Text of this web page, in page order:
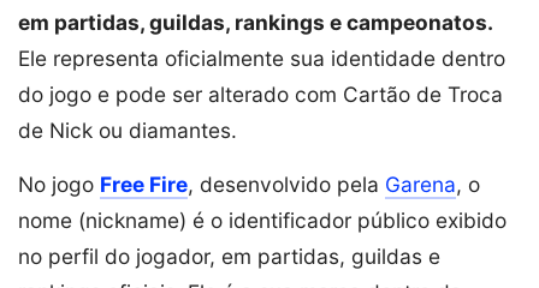
em partidas, guildas, rankings e campeonatos.
Ele representa oficialmente sua identidade dentro
do jogo e pode ser alterado com Cartão de Troca
de Nick ou diamantes.
No jogo Free Fire, desenvolvido pela Garena, o
nome (nickname) é o identificador público exibido
no perfil do jogador, em partidas, guildas e